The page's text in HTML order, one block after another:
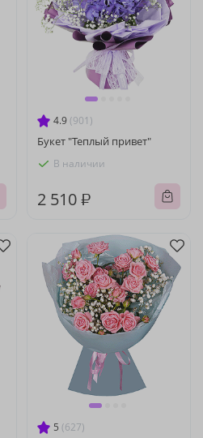
4.9 (901)
Букет "Теплый привет"
В наличии
2 510 ₽
5 (627)